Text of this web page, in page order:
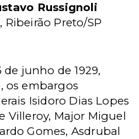
Russignoli
Ribeirão Preto/SP
de junho de 1929,
os embargos
Isidoro Dias Lopes
Villeroy, Major Miguel
Gomes, Asdrubal